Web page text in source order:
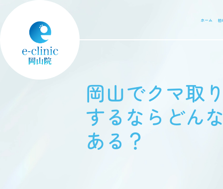
ホーム 初
岡山でクマ取
するならどん
ある？